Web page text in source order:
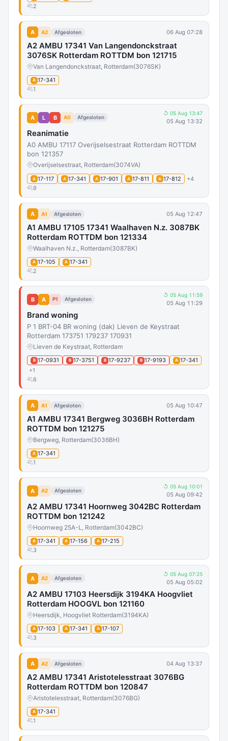
2
A A2 Afgesloten 06 Aug 07:28
A2 AMBU 17341 Van Langendonckstraat
3076SK Rotterdam ROTTDM bon 121715
Van Langendonckstraat, Rotterdam(3076SK)
A 17-341
1
A L B A0 Afgesloten
↺ 05 Aug 13:47
05 Aug 13:32
Reanimatie
A0 AMBU 17117 Overijselsestraat Rotterdam ROTTDM
bon 121357
Overijselsestraat, Rotterdam(3074VA)
A 17-117 A 17-341 A 17-901 A 17-811 A 17-812
+4
9
A A1 Afgesloten 05 Aug 12:47
A1 AMBU 17105 17341 Waalhaven N.z. 3087BK
Rotterdam ROTTDM bon 121334
Waalhaven N.z., Rotterdam(3087BK)
A 17-105 A 17-341
2
B A P1 Afgesloten
↺ 05 Aug 11:59
05 Aug 11:29
Brand woning
P 1 BRT-04 BR woning (dak) Lieven de Keystraat
Rotterdam 173751 179237 170931
Lieven de Keystraat, Rotterdam
B 17-0931 B 17-3751 B 17-9237 B 17-9193 A 17-341
+1
6
A A1 Afgesloten 05 Aug 10:47
A1 AMBU 17341 Bergweg 3036BH Rotterdam
ROTTDM bon 121275
Bergweg, Rotterdam(3036BH)
A 17-341
1
A A2 Afgesloten
↺ 05 Aug 10:01
05 Aug 09:42
A2 AMBU 17341 Hoornweg 3042BC Rotterdam
ROTTDM bon 121242
Hoornweg 25A-L, Rotterdam(3042BC)
A 17-341 A 17-156 A 17-215
3
A A2 Afgesloten
↺ 05 Aug 07:25
05 Aug 05:02
A2 AMBU 17103 Heersdijk 3194KA Hoogvliet
Rotterdam HOOGVL bon 121160
Heersdijk, Hoogvliet Rotterdam(3194KA)
A 17-103 A 17-341 A 17-107
3
A A2 Afgesloten 04 Aug 13:37
A2 AMBU 17341 Aristotelesstraat 3076BG
Rotterdam ROTTDM bon 120847
Aristotelesstraat, Rotterdam(3076BG)
A 17-341
1